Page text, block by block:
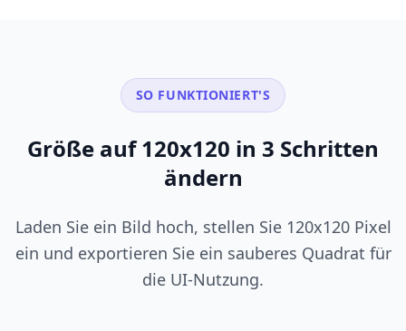
SO FUNKTIONIERT'S
Größe auf 120x120 in 3 Schritten
ändern
Laden Sie ein Bild hoch, stellen Sie 120x120 Pixel
ein und exportieren Sie ein sauberes Quadrat für
die UI-Nutzung.